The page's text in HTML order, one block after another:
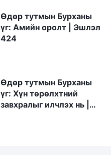
Өдөр тутмын Бурханы
үг: Амийн оролт | Эшлэл
424
Өдөр тутмын Бурханы
үг: Хүн төрөлхтний
завхралыг илчлэх нь |